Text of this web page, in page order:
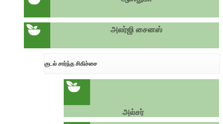
அலர்ஜி சைனஸ்
குடல் சார்ந்த சிகிச்சை
அல்சர்